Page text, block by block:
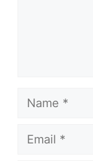
Name
Email